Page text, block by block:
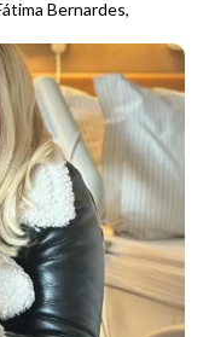
Bernardes,